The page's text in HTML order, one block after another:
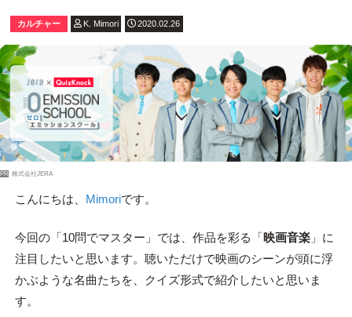
カルチャー K. Mimori 2020.02.26
PR 株式会社JERA
こんにちは、 Mimoriです。
今回の「10問でマスター」では、作品を彩る「 映画音楽」に
注目したいと思います。聴いただけで映画のシーンが頭に浮
かぶような名曲たちを、クイズ形式で紹介したいと思いま
す。